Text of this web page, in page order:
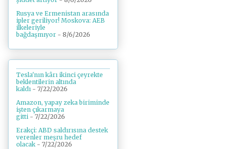
Rusya ve Ermenistan arasında
ipler geriliyor! Moskova: AEB
ilkeleriyle
bağdaşmıyor - 8/6/2026
Tesla'nın kârı ikinci çeyrekte
beklentilerin altında
kaldı - 7/22/2026
Amazon, yapay zeka biriminde
işten çıkarmaya
gitti - 7/22/2026
Erakçi: ABD saldırısına destek
verenler meşru hedef
olacak - 7/22/2026